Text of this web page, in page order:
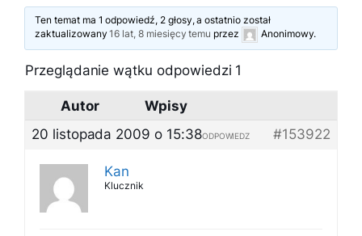
Ten temat ma 1 odpowiedź, 2 głosy, a ostatnio został
zaktualizowany16 lat, 8 miesięcy temu przez Anonimowy.
Przeglądanie wątku odpowiedzi 1
Autor
Wpisy
20 listopada 2009 o 15:38
#153922
ODPOWIEDZ
Kan
Klucznik